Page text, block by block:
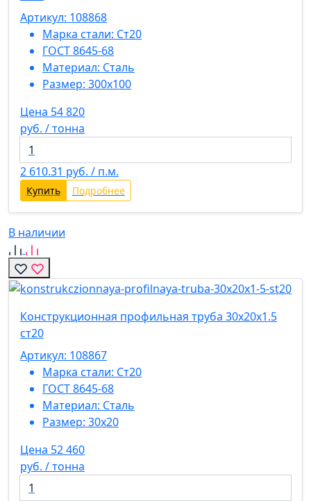
Артикул: 108868
Марка стали: Ст20
ГОСТ 8645-68
Материал: Сталь
Размер: 300х100
Цена 54 820
руб. / тонна
2 610.31 руб. / п.м.
Купить Подробнее
В наличии
Конструкционная профильная труба 30х20х1.5
ст20
Артикул: 108867
Марка стали: Ст20
ГОСТ 8645-68
Материал: Сталь
Размер: 30х20
Цена 52 460
руб. / тонна